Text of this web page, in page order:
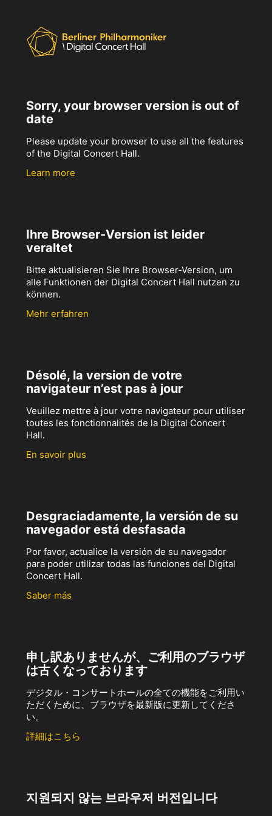
Sorry, your browser version is out of
date
Please update your browser to use all the features
of the Digital Concert Hall.
Learn more
Ihre Browser-Version ist leider
veraltet
Bitte aktualisieren Sie Ihre Browser-Version, um
alle Funktionen der Digital Concert Hall nutzen zu
können.
Mehr erfahren
Désolé, la version de votre
navigateur n’est pas à jour
Veuillez mettre à jour votre navigateur pour utiliser
toutes les fonctionnalités de la Digital Concert
Hall.
En savoir plus
Desgraciadamente, la versión de su
navegador está desfasada
Por favor, actualice la versión de su navegador
para poder utilizar todas las funciones del Digital
Concert Hall.
Saber más
申し訳ありませんが、ご利用のブラウザ
は古くなっております
デジタル・コンサートホールの全ての機能をご利用い
ただくために、ブラウザを最新版に更新してくださ
い。
詳細はこちら
지원되지 않는 브라우저 버전입니다